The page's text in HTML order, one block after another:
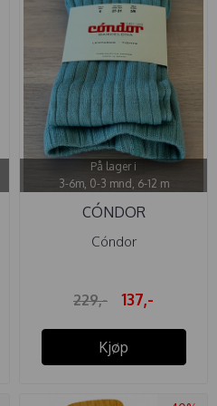
På lager i
3-6m, 0-3 mnd, 6-12 m
CÓNDOR
STRØMPEBUKSE ULL
Cóndor
229,- 137,-
Kjøp